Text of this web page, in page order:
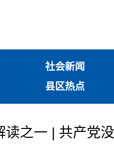
社会新闻
县区热点
读之一 | 共产党